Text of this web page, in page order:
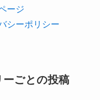
ージ
シーポリシー
ーごとの投稿